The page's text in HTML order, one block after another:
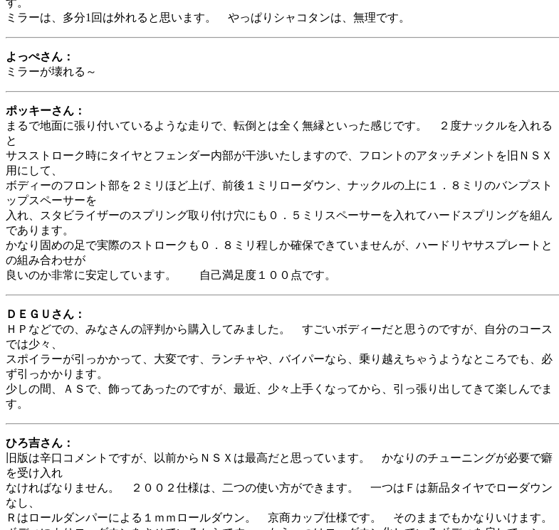
す。
ミラーは、多分1回は外れると思います。 やっぱりシャコタンは、無理です。
よっぺさん：
ミラーが壊れる～
ポッキーさん：
まるで地面に張り付いているような走りで、転倒とは全く無縁といった感じです。 ２度ナックルを入れる
と
サスストローク時にタイヤとフェンダー内部が干渉いたしますので、フロントのアタッチメントを旧ＮＳＸ
用にして、
ボディーのフロント部を２ミリほど上げ、前後１ミリローダウン、ナックルの上に１．８ミリのバンプスト
ップスペーサーを
入れ、スタビライザーのスプリング取り付け穴にも０．５ミリスペーサーを入れてハードスプリングを組ん
であります。
かなり固めの足で実際のストロークも０．８ミリ程しか確保できていませんが、ハードリヤサスプレートと
の組み合わせが
良いのか非常に安定しています。 自己満足度１００点です。
ＤＥＧＵさん：
ＨＰなどでの、みなさんの評判から購入してみました。 すごいボディーだと思うのですが、自分のコース
では少々、
スポイラーが引っかかって、大変です、ランチャや、バイパーなら、乗り越えちゃうようなところでも、必
ず引っかかります。
少しの間、ＡＳで、飾ってあったのですが、最近、少々上手くなってから、引っ張り出してきて楽しんでま
す。
ひろ吉さん：
旧版は辛口コメントですが、以前からＮＳＸは最高だと思っています。 かなりのチューニングが必要で癖
を受け入れ
なければなりません。 ２００２仕様は、二つの使い方ができます。 一つはＦは新品タイヤでローダウン
なし、
Ｒはロールダンパーによる１ｍｍロールダウン。 京商カップ仕様です。 そのままでもかなりいけます。